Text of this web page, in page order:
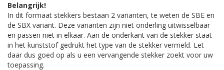
Belangrijk!
In dit formaat stekkers bestaan 2 varianten, te weten de SBE en
de SBX variant. Deze varianten zijn niet onderling uitwisselbaar
en passen niet in elkaar. Aan de onderkant van de stekker staat
in het kunststof gedrukt het type van de stekker vermeld. Let
daar dus goed op als u een vervangende stekker zoekt voor uw
toepassing.